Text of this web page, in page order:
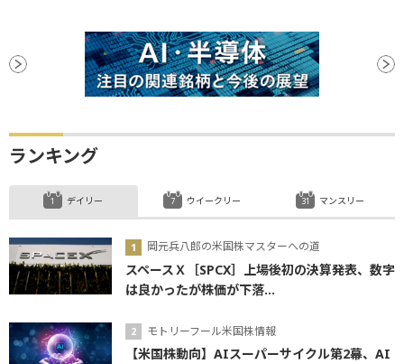
ランキング
デイリー
岡元兵八郎の米国株マスターへの道
スペースＸ［SPCX］上場後初の決算発表、数字
は良かったが株価が下落...
モトリーフール米国株情報
【米国株動向】AIスーパーサイクル第2幕、AI
ウイークリー マンスリー